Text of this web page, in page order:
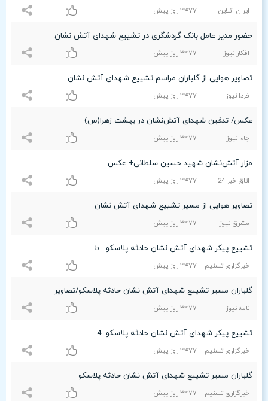
ایران آنلاین ٣۴۷۷ روز پیش
حضور مدیر عامل بانک گردشگری در تشییع شهدای آتش نشان
افکار نیوز ٣۴۷۷ روز پیش
تصاویر هوایی از گلباران مراسم تشییع شهدای آتش نشان
فردا نیوز ٣۴۷۷ روز پیش
عکس/ تدفین شهدای آتش‌نشان در بهشت زهرا(س)
جام نیوز ٣۴۷۷ روز پیش
مزار آتش‌نشان شهید حسین سلطانی+ عکس
اتاق خبر 24 ٣۴۷۷ روز پیش
تصاویر هوایی از مسیر تشییع شهدای آتش نشان
مشرق نیوز ٣۴۷۷ روز پیش
تشییع پیکر شهدای آتش نشان حادثه پلاسکو - 5
خبرگزاری تسنیم ٣۴۷۷ روز پیش
گلباران مسیر تشییع شهدای آتش نشان حادثه پلاسکو/تصاویر
نامه نیوز ٣۴۷۷ روز پیش
تشییع پیکر شهدای آتش نشان حادثه پلاسکو -4
خبرگزاری تسنیم ٣۴۷۷ روز پیش
گلباران مسیر تشییع شهدای آتش نشان حادثه پلاسکو
خبرگزاری تسنیم ٣۴۷۷ روز پیش